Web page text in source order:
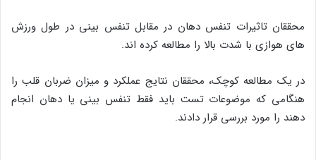
محققان تاثیرات تنفس دهان در مقابل تنفس بینی در طول ورزش
های هوازی با شدت بالا را مطالعه کرده اند.
در یک مطالعه کوچک، محققان نتایج عملکرد و میزان ضربان قلب را
هنگامی که موضوعات تست باید فقط تنفس بینی یا دهان انجام
دهند را مورد بررسی قرار دادند.